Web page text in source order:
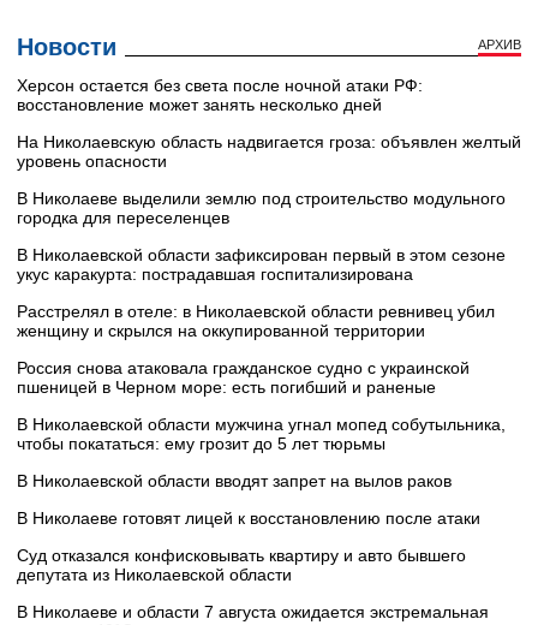
Новости АРХИВ
Херсон остается без света после ночной атаки РФ:
восстановление может занять несколько дней
На Николаевскую область надвигается гроза: объявлен желтый
уровень опасности
В Николаеве выделили землю под строительство модульного
городка для переселенцев
В Николаевской области зафиксирован первый в этом сезоне
укус каракурта: пострадавшая госпитализирована
Расстрелял в отеле: в Николаевской области ревнивец убил
женщину и скрылся на оккупированной территории
Россия снова атаковала гражданское судно с украинской
пшеницей в Черном море: есть погибший и раненые
В Николаевской области мужчина угнал мопед собутыльника,
чтобы покататься: ему грозит до 5 лет тюрьмы
В Николаевской области вводят запрет на вылов раков
В Николаеве готовят лицей к восстановлению после атаки
Суд отказался конфисковывать квартиру и авто бывшего
депутата из Николаевской области
В Николаеве и области 7 августа ожидается экстремальная